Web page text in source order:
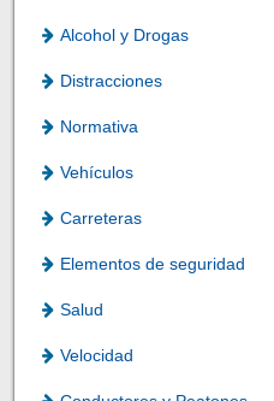
Alcohol y Drogas
Distracciones
Normativa
Vehículos
Carreteras
Elementos de seguridad
Salud
Velocidad